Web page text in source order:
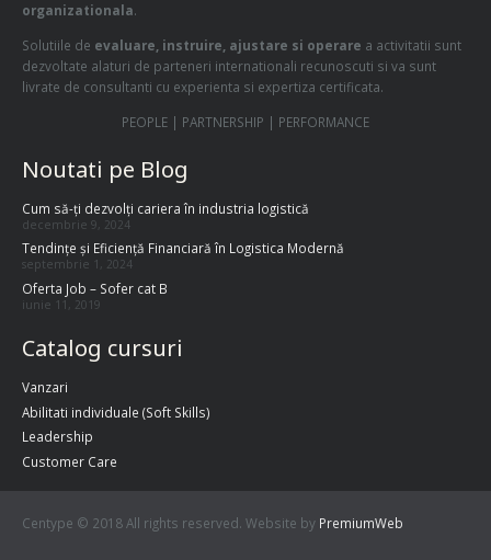
organizationala.
Solutiile de evaluare, instruire, ajustare si operare a activitatii sunt
dezvoltate alaturi de parteneri internationali recunoscuti si va sunt
livrate de consultanti cu experienta si expertiza certificata.
PEOPLE | PARTNERSHIP | PERFORMANCE
Noutati pe Blog
Cum să-ți dezvolți cariera în industria logistică
decembrie 9, 2024
Tendințe și Eficiență Financiară în Logistica Modernă
septembrie 1, 2024
Oferta Job – Sofer cat B
iunie 11, 2019
Catalog cursuri
Vanzari
Abilitati individuale (Soft Skills)
Leadership
Customer Care
Centype © 2018 All rights reserved. Website by PremiumWeb